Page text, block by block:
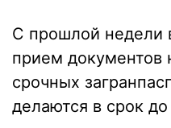
С прошлой недели
прием документов
срочных
делаются в срок